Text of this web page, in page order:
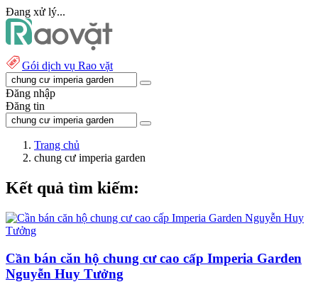
Đang xử lý...
Gói dịch vụ Rao vặt
Đăng nhập
Đăng tin
Trang chủ
chung cư imperia garden
Kết quả tìm kiếm:
Cần bán căn hộ chung cư cao cấp Imperia Garden
Nguyễn Huy Tưởng